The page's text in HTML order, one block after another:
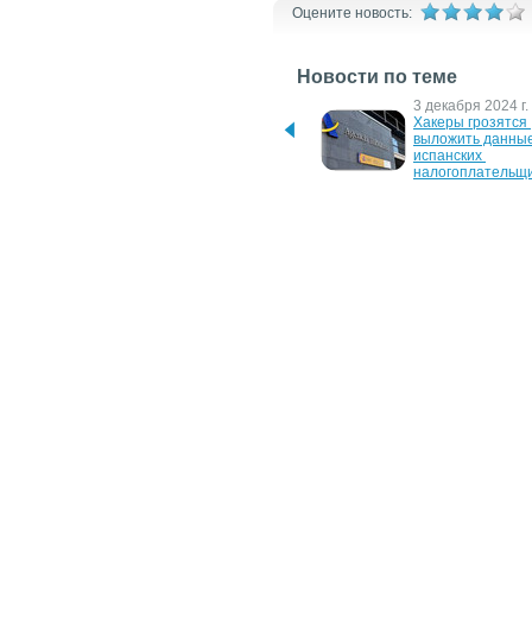
Оцените новость:
Новости по теме
миссию НАТО в Ираке —
3 декабря 2024 г.
Хакеры грозятся
выложить
испанских